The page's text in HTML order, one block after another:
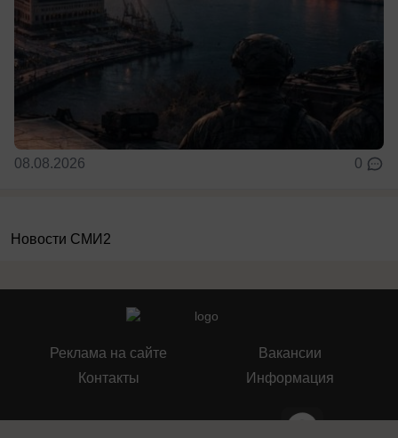
08.08.2026 0
Новости СМИ2
Реклама на сайте
Контакты
Вакансии
Информация